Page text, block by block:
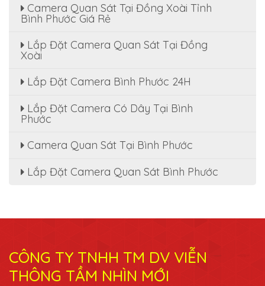
Camera Quan Sát Tại Đồng Xoài Tỉnh
Bình Phước Giá Rẻ
Lắp Đặt Camera Quan Sát Tại Đồng
Xoài
Lắp Đặt Camera Bình Phước 24H
Lắp Đặt Camera Có Dây Tại Bình
Phước
Camera Quan Sát Tại Bình Phước
Lắp Đặt Camera Quan Sát Bình Phước
CÔNG TY TNHH TM DV VIỄN
THÔNG TẦM NHÌN MỚI